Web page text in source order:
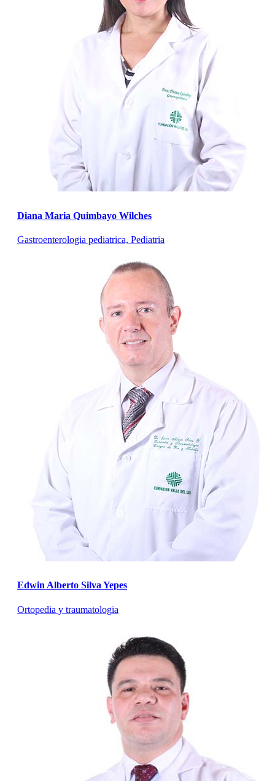
Diana Maria Quimbayo Wilches
Gastroenterologia pediatrica, Pediatria
Edwin Alberto Silva Yepes
Ortopedia y traumatologia